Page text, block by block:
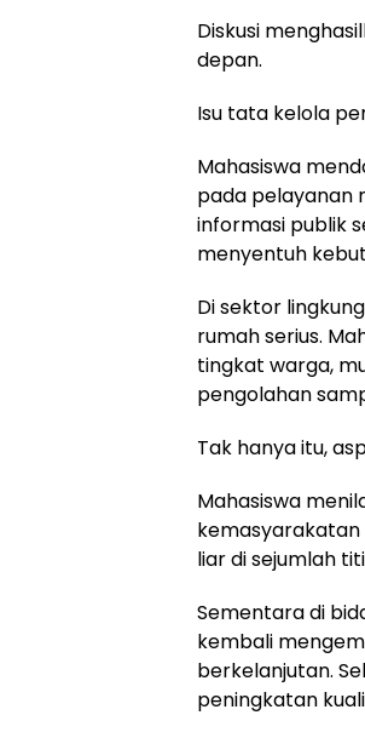
Diskusi
depan.
Isu tata kelola
Mahasiswa
pada pelayanan
informasi publik
menyentuh
Di sektor
rumah serius.
tingkat warga,
pengolahan
Tak hanya itu,
Mahasiswa
kemasyarakatan
liar di sejumlah
Sementara di
kembali
berkelanjutan.
peningkatan